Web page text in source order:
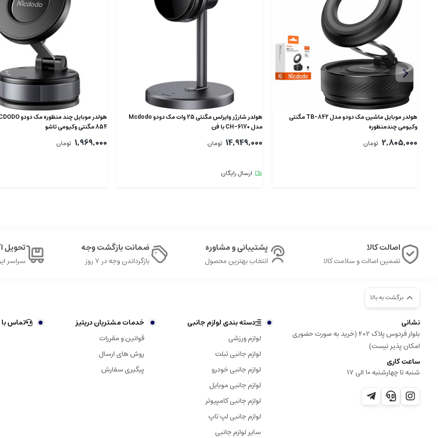
هولدر موبایل ماشین مک دودو مدل TB-842 مگنتی
وکیومی چندمنظوره
2,805,000 تومان
هولدر شارژر وایرلس مگنتی 25 وات مک دودو Mcdodo
مدل CH-6170 با فن
14,949,000 تومان
ارسال رایگان
854 مگنتی وکیومی تاشو
1,969,000 تومان
اصالت کالا
تضمین اصالت و سلامت کالا
پشتیبانی و مشاوره
انتخاب بهترین محصول
ضمانت بازگشت وجه
بازگرداندن وجه در ۷ روز سراسر
برگشت به بالا
نشانی
بلوار فردوس پلاک 402 (خرید به صورت حضوری
امکان پذیر نیست)
ساعت کاری
شنبه تا چهارشنبه 10 الی 17
دسته بندی لوازم جانبی
لوازم ورزشی
لوازم جانبی تبلت
لوازم جانبی خودرو
لوازم جانبی موبایل
لوازم جانبی کامپیوتر
لوازم جانبی لپ تاپ
سایر لوازم جانبی
خدمات مشتریان دریتیز
قوانین و مقررات
روش های ارسال
پیگیری سفارش
تماس با